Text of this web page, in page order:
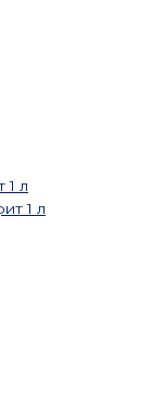
1 л